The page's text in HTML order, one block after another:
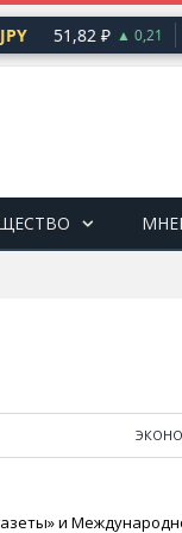
51,82 ₽ ▲ 0,21
и